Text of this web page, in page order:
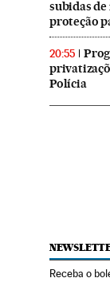
subidas
proteção
20:55
Polícia
Receba o